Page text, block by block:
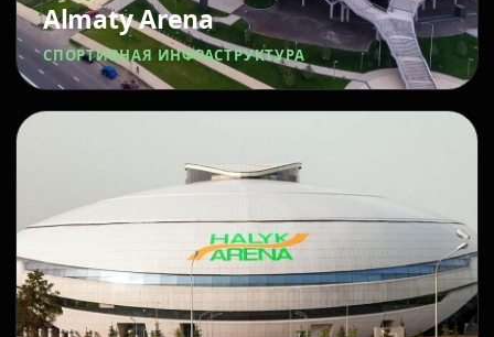
Almaty Arena
СПОРТИВНАЯ ИНФРАСТРУКТУРА